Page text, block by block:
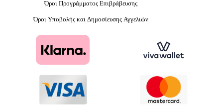
Όροι Προγράμματος Επιβράβευσης
Όροι Υποβολής και Δημοσίευσης Αγγελιών